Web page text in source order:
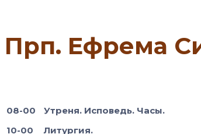
Прп. Ефрема
08-00
10-00
Утреня. Исповедь. Часы.
Литургия.